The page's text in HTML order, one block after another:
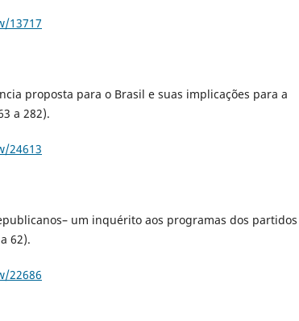
13717
proposta para o Brasil e suas implicações para a
a 282).
24613
um inquérito aos programas dos partidos
62).
22686